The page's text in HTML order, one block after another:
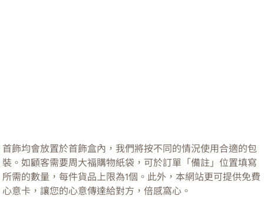
首飾均會放置於首飾盒內，我們將按不同的情況使用合適的包
裝。如顧客需要周大福購物紙袋，可於訂單「備註」位置填寫
所需的數量，每件貨品上限為1個。此外，本網站更可提供免費
心意卡，讓您的心意傳達給對方，倍感窩心。